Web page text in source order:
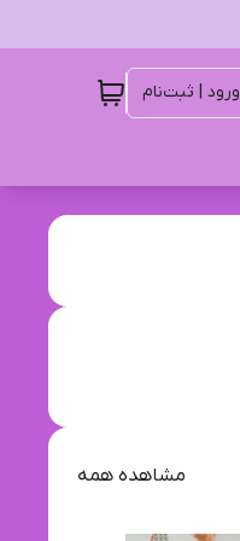
ورود | ثبت‌نام
مشاهده همه